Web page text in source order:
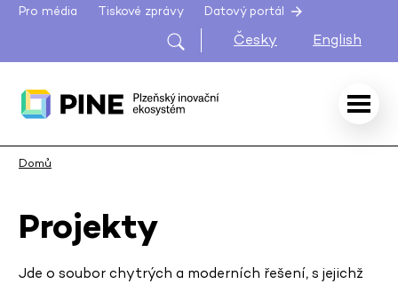
Pro média Tiskové zprávy Datový portál
Česky English
Domů
Projekty
Jde o soubor chytrých a moderních řešení, s jejichž